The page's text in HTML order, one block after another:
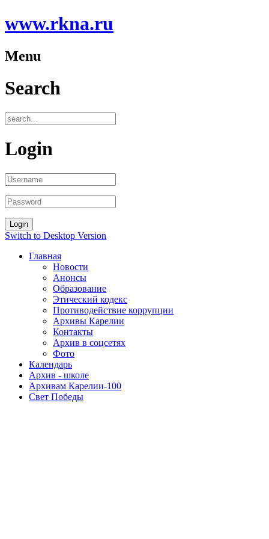
www.rkna.ru
Menu
Search
Login
Switch to Desktop Version
Главная
Новости
Анонсы
Образование
Этический кодекс
Противодействие коррупции
Архивы Карелии
Контакты
Архив в соцсетях
Фото
Календарь
Архив - школе
Архивам Карелии-100
Свет Победы